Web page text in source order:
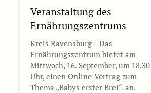
Veranstaltung des
Ernährungszentrums
Kreis Ravensburg – Das
Ernährungszentrum bietet am
Mittwoch, 16. September, um 18.30
Uhr, einen Online-Vortrag zum
Thema „Babys erster Brei“. an.